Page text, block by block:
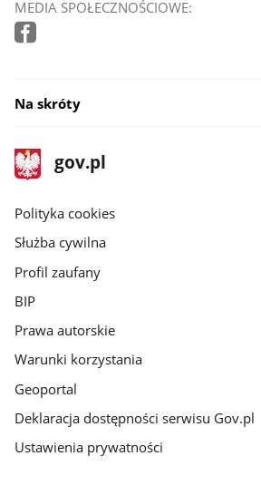
MEDIA SPOŁECZNOŚCIOWE:
Na skróty
stopka
gov.pl
Strona
gov.pl
gov.pl
Polityka cookies
Służba cywilna
Profil zaufany
BIP
Prawa autorskie
Warunki korzystania
Geoportal
Deklaracja dostępności serwisu Gov.pl
Ustawienia prywatności